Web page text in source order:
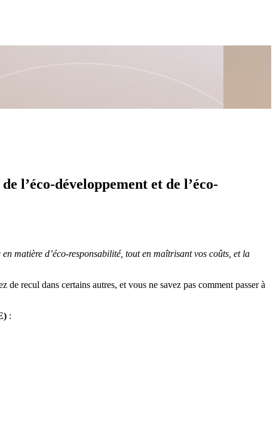
l’éco-développement et de l’éco-
matière d’éco-responsabilité, tout en maîtrisant vos coûts, et la
recul dans certains autres, et vous ne savez pas comment passer à
: